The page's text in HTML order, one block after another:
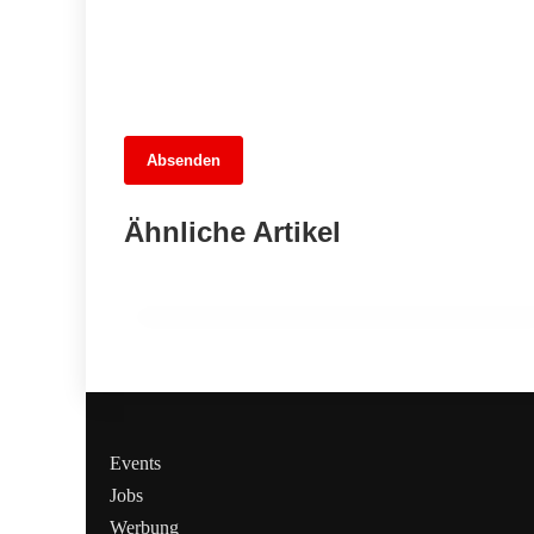
Absenden
Ähnliche Artikel
Wieder auf Kurs: Die Rückkehr der
direkten Verbindung zwischen
Events
Jobs
Werbung